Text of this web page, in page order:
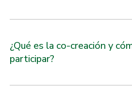
¿Qué es la co-creación y
participar?